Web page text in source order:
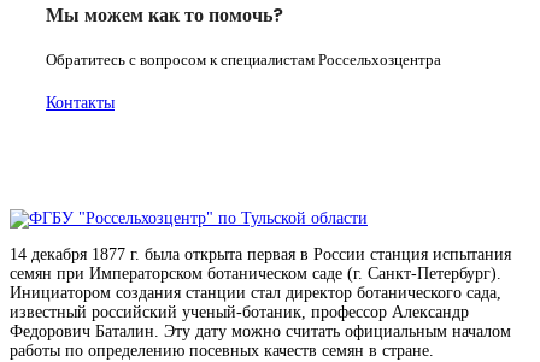
Мы можем как то помочь?
Обратитесь с вопросом к специалистам Россельхозцентра
Контакты
14 декабря 1877 г. была открыта первая в России станция испытания
семян при Императорском ботаническом саде (г. Санкт-Петербург).
Инициатором создания станции стал директор ботанического сада,
известный российский ученый-ботаник, профессор Александр
Федорович Баталин. Эту дату можно считать официальным началом
работы по определению посевных качеств семян в стране.